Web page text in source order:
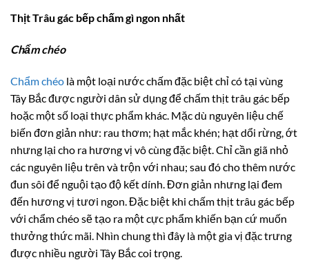
Thịt Trâu gác bếp chấm gì ngon nhất
Chẩm chéo
Chẩm chéo là một loại nước chấm đặc biệt chỉ có tại vùng
Tây Bắc được người dân sử dụng để chấm thịt trâu gác bếp
hoặc một số loại thực phẩm khác. Mặc dù nguyên liệu chế
biến đơn giản như: rau thơm; hạt mắc khén; hạt dổi rừng, ớt
nhưng lại cho ra hương vị vô cùng đặc biệt. Chỉ cần giã nhỏ
các nguyên liệu trên và trộn với nhau; sau đó cho thêm nước
đun sôi để nguội tạo độ kết dính. Đơn giản nhưng lại đem
đến hương vị tươi ngon. Đặc biệt khi chấm thịt trâu gác bếp
với chẩm chéo sẽ tạo ra một cực phẩm khiến bạn cứ muốn
thưởng thức mãi. Nhìn chung thì đây là một gia vị đặc trưng
được nhiều người Tây Bắc coi trọng.